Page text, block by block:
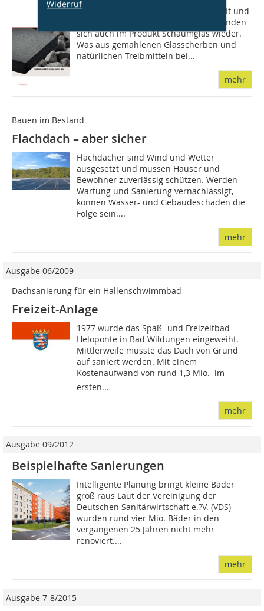
Widerruf
Glas steht für Reinheit, Dauerhaftigkeit und
Nachhaltigkeit. Diese Eigenschaften finden
sich auch im Produkt Schaumglas wieder.
Was aus gemahlenen Glasscherben und
natürlichen Treibmitteln bei...
mehr
Bauen im Bestand
Flachdach – aber sicher
Flachdächer sind Wind und Wetter
ausgesetzt und müssen Häuser und
Bewohner zuverlässig schützen. Werden
Wartung und Sanierung vernachlässigt,
können Wasser- und Gebäudeschäden die
Folge sein....
mehr
Ausgabe 06/2009
Dachsanierung für ein Hallenschwimmbad
Freizeit-Anlage
1977 wurde das Spaß- und Freizeitbad
Heloponte in Bad Wildungen eingeweiht.
Mittlerweile musste das Dach von Grund
auf saniert werden. Mit einem
Kostenaufwand von rund 1,3 Mio.  im
ersten...
mehr
Ausgabe 09/2012
Beispielhafte Sanierungen
Intelligente Planung bringt kleine Bäder
groß raus Laut der Vereinigung der
Deutschen Sanitärwirtschaft e.?V. (VDS)
wurden rund vier Mio. Bäder in den
vergangenen 25 Jahren nicht mehr
renoviert....
mehr
Ausgabe 7-8/2015